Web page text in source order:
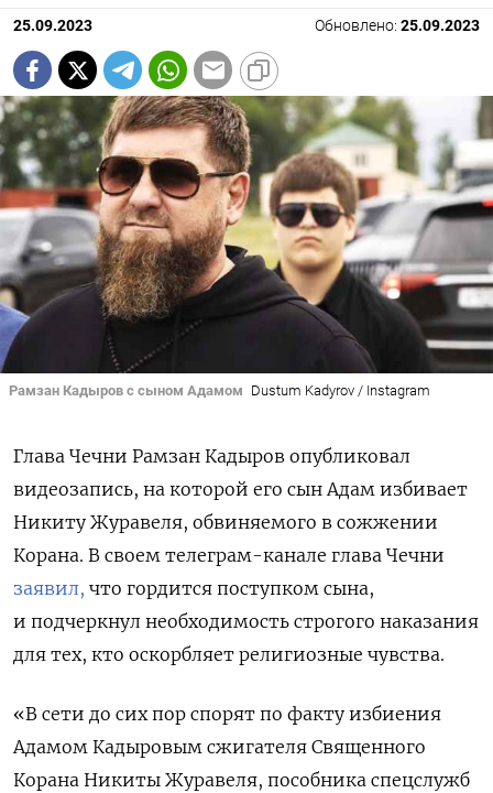
25.09.2023 Обновлено: 25.09.2023
Рамзан Кадыров с сыном Адамом Dustum Kadyrov / Instagram
Глава Чечни Рамзан Кадыров опубликовал
видеозапись, на которой его сын Адам избивает
Никиту Журавеля, обвиняемого в сожжении
Корана. В своем телеграм-канале глава Чечни
заявил, что гордится поступком сына,
и подчеркнул необходимость строгого наказания
для тех, кто оскорбляет религиозные чувства.
«В сети до сих пор спорят по факту избиения
Адамом Кадыровым сжигателя Священного
Корана Никиты Журавеля, пособника спецслужб